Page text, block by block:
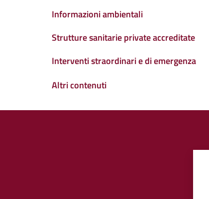
Informazioni ambientali
Strutture sanitarie private accreditate
Interventi straordinari e di emergenza
Altri contenuti